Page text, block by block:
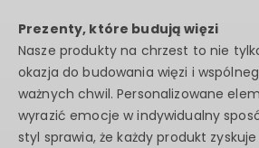
Prezenty, które budują więzi
Nasze produkty na chrzest to nie
okazja do budowania więzi i
ważnych chwil. Personalizowane
wyrazić emocje w indywidualny
styl sprawia, że każdy produkt